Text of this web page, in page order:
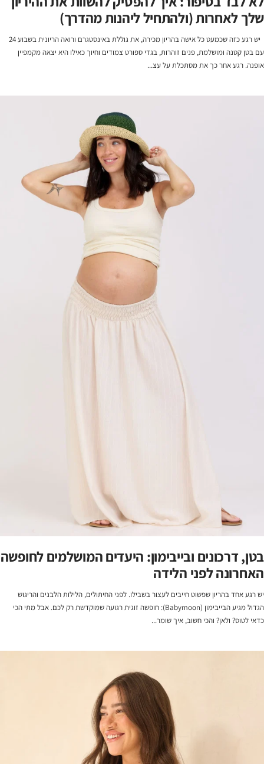
שלך לאחרות (ולהתחיל ליהנות מהדרך)
יש רגע כזה שכמעט כל אישה בהריון מכירה, את גוללת באינסטגרם ורואה הריונית בשבוע 24
עם בטן קטנה ומושלמת, פנים זוהרות, בגדי ספורט צמודים וחיוך כאילו היא יצאה מקמפיין
אופנה. רגע אחר כך את מסתכלת על עצ...
בטן, דרכונים ובייבימון: היעדים המושלמים לחופשה
האחרונה לפני הלידה
יש רגע אחד בהריון שפשוט חייבים לעצור בשבילו. לפני החיתולים, הלילות הלבנים והריגוש
הגדול מגיע הבייבימון (Babymoon): חופשה זוגית רגועה שמוקדשת רק לכם. אבל מתי הכי
כדאי לטוס? ולאן? והכי חשוב, איך שומר...